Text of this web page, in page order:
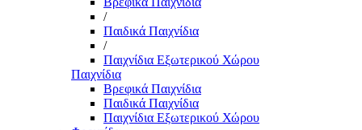
/
Παιδικά Παιχνίδια
/
Παιχνίδια Εξωτερικού Χώρου
Παιχνίδια
Βρεφικά Παιχνίδια
Παιδικά Παιχνίδια
Παιχνίδια Εξωτερικού Χώρου